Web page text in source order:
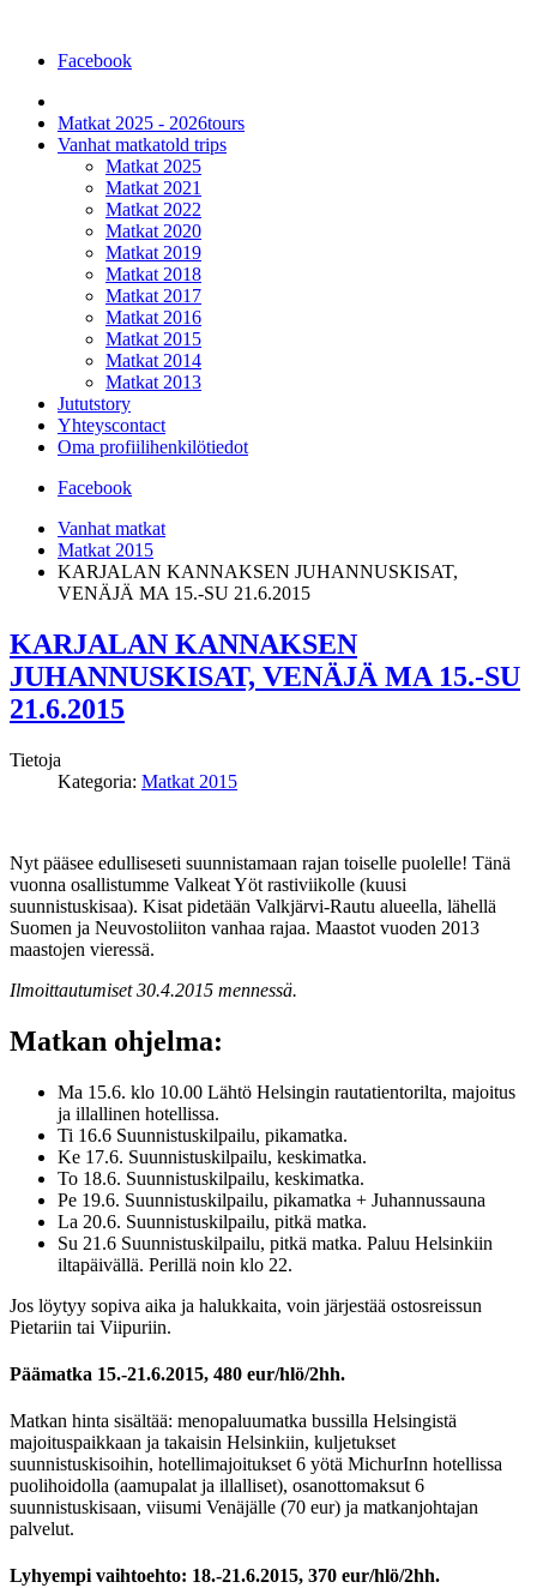
Facebook
Matkat 2025 - 2026tours
Vanhat matkatold trips
Matkat 2025
Matkat 2021
Matkat 2022
Matkat 2020
Matkat 2019
Matkat 2018
Matkat 2017
Matkat 2016
Matkat 2015
Matkat 2014
Matkat 2013
Jututstory
Yhteyscontact
Oma profiilihenkilötiedot
Facebook
Vanhat matkat
Matkat 2015
KARJALAN KANNAKSEN JUHANNUSKISAT,
VENÄJÄ MA 15.-SU 21.6.2015
KARJALAN KANNAKSEN
JUHANNUSKISAT, VENÄJÄ MA 15.-SU
21.6.2015
Tietoja
Kategoria: Matkat 2015
Nyt pääsee edulliseseti suunnistamaan rajan toiselle puolelle! Tänä
vuonna osallistumme Valkeat Yöt rastiviikolle (kuusi
suunnistuskisaa). Kisat pidetään Valkjärvi-Rautu alueella, lähellä
Suomen ja Neuvostoliiton vanhaa rajaa. Maastot vuoden 2013
maastojen vieressä.
Ilmoittautumiset 30.4.2015 mennessä.
Matkan ohjelma:
Ma 15.6. klo 10.00 Lähtö Helsingin rautatientorilta, majoitus
ja illallinen hotellissa.
Ti 16.6 Suunnistuskilpailu, pikamatka.
Ke 17.6. Suunnistuskilpailu, keskimatka.
To 18.6. Suunnistuskilpailu, keskimatka.
Pe 19.6. Suunnistuskilpailu, pikamatka + Juhannussauna
La 20.6. Suunnistuskilpailu, pitkä matka.
Su 21.6 Suunnistuskilpailu, pitkä matka. Paluu Helsinkiin
iltapäivällä. Perillä noin klo 22.
Jos löytyy sopiva aika ja halukkaita, voin järjestää ostosreissun
Pietariin tai Viipuriin.
Päämatka 15.-21.6.2015, 480 eur/hlö/2hh.
Matkan hinta sisältää: menopaluumatka bussilla Helsingistä
majoituspaikkaan ja takaisin Helsinkiin, kuljetukset
suunnistuskisoihin, hotellimajoitukset 6 yötä MichurInn hotellissa
puolihoidolla (aamupalat ja illalliset), osanottomaksut 6
suunnistuskisaan, viisumi Venäjälle (70 eur) ja matkanjohtajan
palvelut.
Lyhyempi vaihtoehto: 18.-21.6.2015, 370 eur/hlö/2hh.